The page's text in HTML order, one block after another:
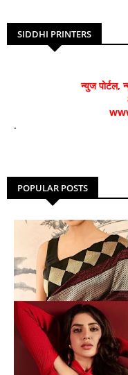
SIDDHI PRINTERS
न्युज पोर्टल,
.
POPULAR POSTS